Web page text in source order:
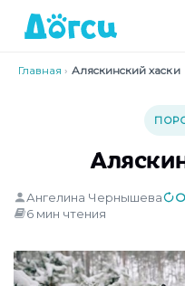
Главная › Аляскинский хаски
Ангелина Чернышева
6 мин чтения